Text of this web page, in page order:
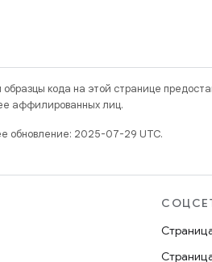
образцы кода на этой странице
аффилированных лиц.
обновление: 2025-07-29 UTC.